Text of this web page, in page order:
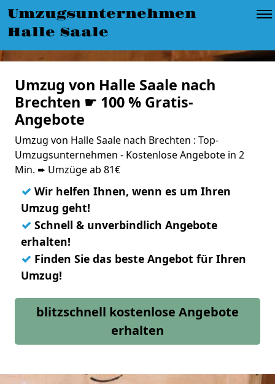
Umzugsunternehmen
Halle Saale
Umzug von Halle Saale nach
Brechten ☛ 100 % Gratis-
Angebote
Umzug von Halle Saale nach Brechten : Top-
Umzugsunternehmen - Kostenlose Angebote in 2
Min. ➨ Umzüge ab 81€
✓ Wir helfen Ihnen, wenn es um Ihren
Umzug geht!
✓ Schnell & unverbindlich Angebote
erhalten!
✓ Finden Sie das beste Angebot für Ihren
Umzug!
blitzschnell kostenlose Angebote
erhalten